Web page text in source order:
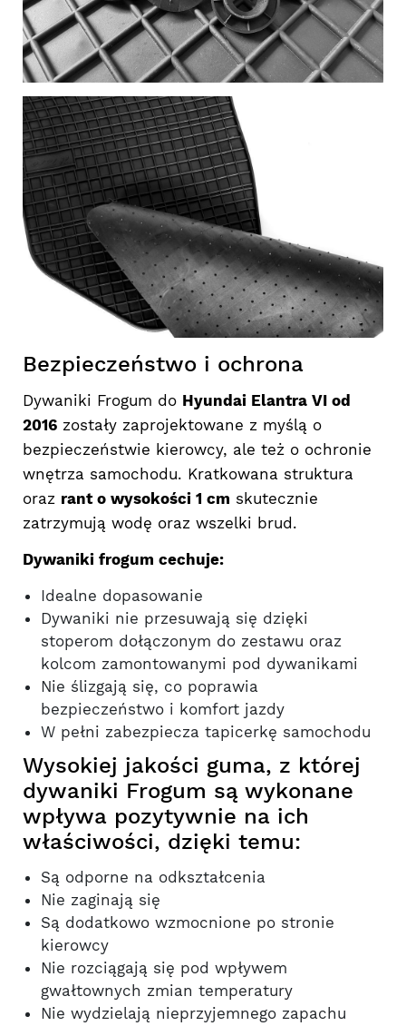
Bezpieczeństwo i ochrona
Dywaniki Frogum do Hyundai Elantra VI od
2016 zostały zaprojektowane z myślą o
bezpieczeństwie kierowcy, ale też o ochronie
wnętrza samochodu. Kratkowana struktura
oraz rant o wysokości 1 cm skutecznie
zatrzymują wodę oraz wszelki brud.
Dywaniki frogum cechuje:
Idealne dopasowanie
Dywaniki nie przesuwają się dzięki
stoperom dołączonym do zestawu oraz
kolcom zamontowanymi pod dywanikami
Nie ślizgają się, co poprawia
bezpieczeństwo i komfort jazdy
W pełni zabezpiecza tapicerkę samochodu
Wysokiej jakości guma, z której
dywaniki Frogum są wykonane
wpływa pozytywnie na ich
właściwości, dzięki temu:
Są odporne na odkształcenia
Nie zaginają się
Są dodatkowo wzmocnione po stronie
kierowcy
Nie rozciągają się pod wpływem
gwałtownych zmian temperatury
Nie wydzielają nieprzyjemnego zapachu